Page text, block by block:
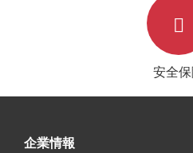
安全
企業情報